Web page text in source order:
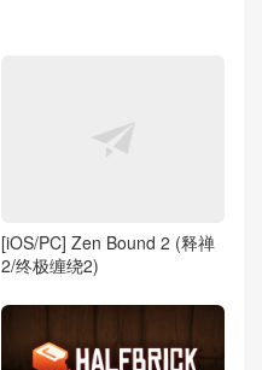
[iOS/PC] Zen Bound 2 (释禅
2/终极缠绕2)